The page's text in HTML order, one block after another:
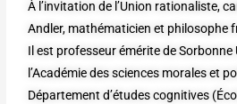
À l’invitation de l’Union rationaliste,
Andler, mathématicien et philosophe
Il est professeur émérite de Sorbonne
l’Académie des sciences morales et
Département d’études cognitives